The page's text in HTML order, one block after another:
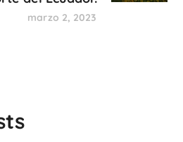
marzo 2, 2023